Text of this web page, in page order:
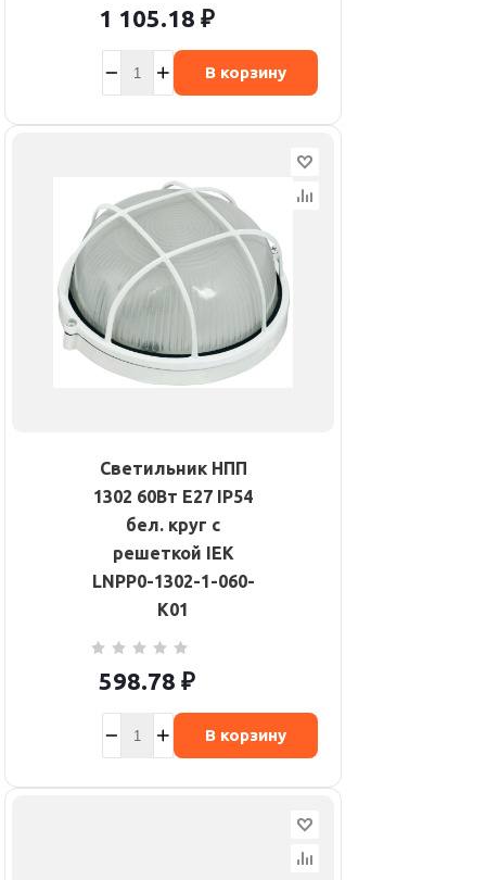
1 105.18 ₽
В корзину
Светильник НПП
1302 60Вт E27 IP54
бел. круг с
решеткой IEK
LNPP0-1302-1-060-
K01
598.78 ₽
В корзину